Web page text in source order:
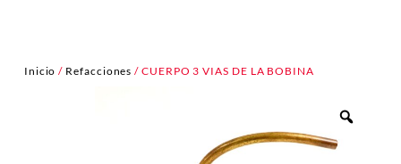
Inicio / Refacciones / CUERPO 3 VIAS DE LA BOBINA